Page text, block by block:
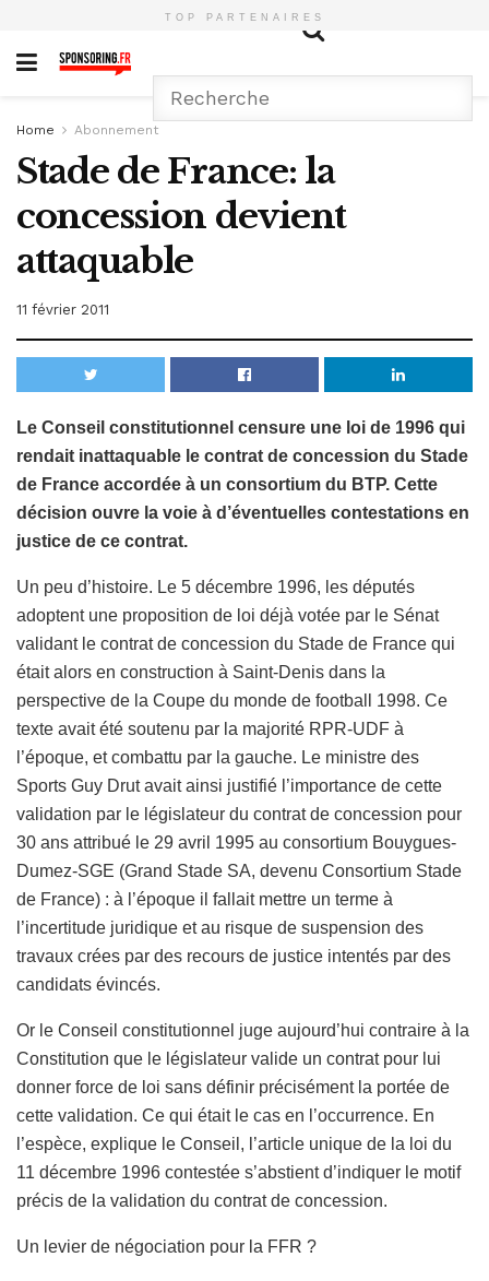
TOP PARTENAIRES
Home Abonnement
Stade de France: la
concession devient
attaquable
11 février 2011
Le Conseil constitutionnel censure une loi de 1996 qui
rendait inattaquable le contrat de concession du Stade
de France accordée à un consortium du BTP. Cette
décision ouvre la voie à d’éventuelles contestations en
justice de ce contrat.
Un peu d’histoire. Le 5 décembre 1996, les députés
adoptent une proposition de loi déjà votée par le Sénat
validant le contrat de concession du Stade de France qui
était alors en construction à Saint-Denis dans la
perspective de la Coupe du monde de football 1998. Ce
texte avait été soutenu par la majorité RPR-UDF à
l’époque, et combattu par la gauche. Le ministre des
Sports Guy Drut avait ainsi justifié l’importance de cette
validation par le législateur du contrat de concession pour
30 ans attribué le 29 avril 1995 au consortium Bouygues-
Dumez-SGE (Grand Stade SA, devenu Consortium Stade
de France) : à l’époque il fallait mettre un terme à
l’incertitude juridique et au risque de suspension des
travaux crées par des recours de justice intentés par des
candidats évincés.
Or le Conseil constitutionnel juge aujourd’hui contraire à la
Constitution que le législateur valide un contrat pour lui
donner force de loi sans définir précisément la portée de
cette validation. Ce qui était le cas en l’occurrence. En
l’espèce, explique le Conseil, l’article unique de la loi du
11 décembre 1996 contestée s’abstient d’indiquer le motif
précis de la validation du contrat de concession.
Un levier de négociation pour la FFR ?